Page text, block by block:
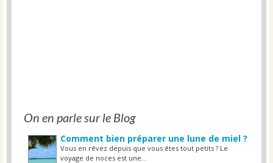
On en parle sur le Blog
Comment bien préparer une lune de miel ?
Vous en rêvez depuis que vous êtes tout petits ? Le
voyage de noces est une...